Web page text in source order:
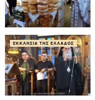
ΕΚΚΛΗΣΊΑ ΤΗΣ ΕΛΛΆΔΟΣ